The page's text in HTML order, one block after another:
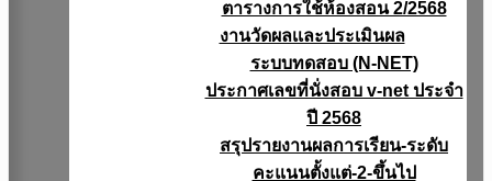
ตารางการใช้ห้องสอน 2/2568
งานวัดผลเเละประเมินผล
ระบบทดสอบ (N-NET)
ประกาศเลขที่นั่งสอบ v-net ประจำ
ปี 2568
สรุปรายงานผลการเรียน-ระดับ
คะแนนตั้งแต่-2-ขึ้นไป